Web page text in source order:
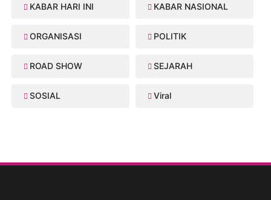
KABAR HARI INI KABAR NASIONAL
ORGANISASI POLITIK
ROAD SHOW SEJARAH
SOSIAL Viral